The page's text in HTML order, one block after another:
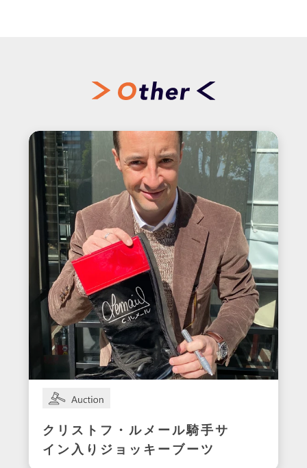
クリストフ・ルメール騎手サ
イン入りジョッキーブーツ